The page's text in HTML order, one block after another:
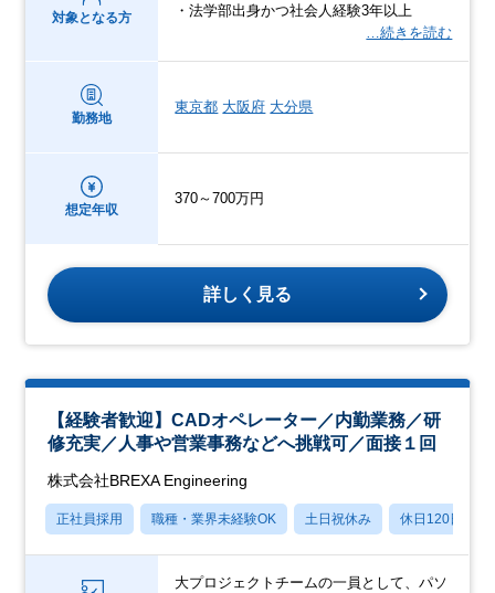
対象となる方
・法学部出身かつ社会人経験3年以上
…続きを読む
勤務地
東京都 大阪府 大分県
想定年収
370～700万円
詳しく見る
【経験者歓迎】CADオペレーター／内勤業務／研
修充実／人事や営業事務などへ挑戦可／面接１回
株式会社BREXA Engineering
正社員採用 職種・業界未経験OK 土日祝休み 休日120日以上
大プロジェクトチームの一員として、パソ